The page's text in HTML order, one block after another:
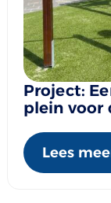
Project:
plein voor
Lees